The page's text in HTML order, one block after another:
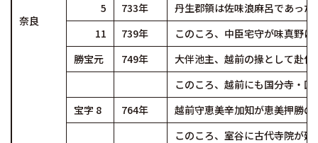
奈良
5
733年
丹生郡領は佐味浪麻呂であった
11
739年
このころ、中臣宅守が味真野に
勝宝元
749年
大伴池主、越前の掾として赴任
このころ、越前にも国分寺・
宝字 8
764年
越前守恵美辛加知が恵美押勝の
このころ、室谷に古代寺院が建